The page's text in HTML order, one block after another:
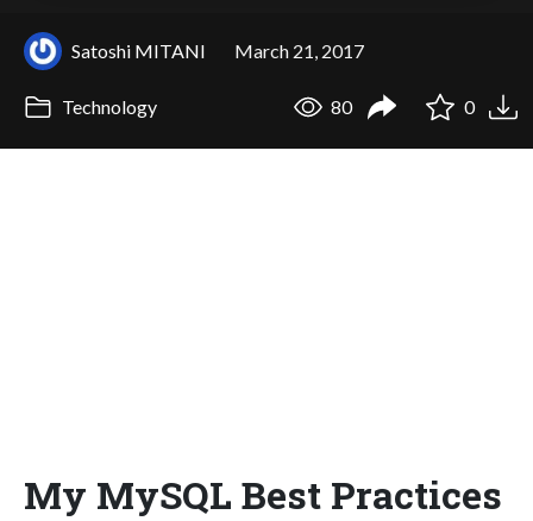
Satoshi MITANI March 21, 2017
Technology 80 0
My MySQL Best Practices